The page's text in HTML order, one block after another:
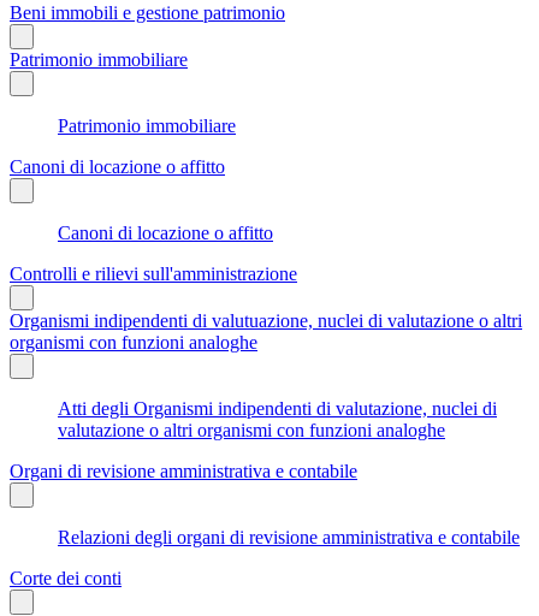
Beni immobili e gestione patrimonio
Patrimonio immobiliare
Patrimonio immobiliare
Canoni di locazione o affitto
Canoni di locazione o affitto
Controlli e rilievi sull'amministrazione
Organismi indipendenti di valutuazione, nuclei di valutazione o altri
organismi con funzioni analoghe
Atti degli Organismi indipendenti di valutazione, nuclei di
valutazione o altri organismi con funzioni analoghe
Organi di revisione amministrativa e contabile
Relazioni degli organi di revisione amministrativa e contabile
Corte dei conti